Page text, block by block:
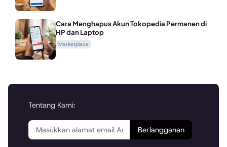
Cara Menghapus Akun Tokopedia Permanen di
HP dan Laptop
Marketplace
Tentang Kami:
Berlangganan